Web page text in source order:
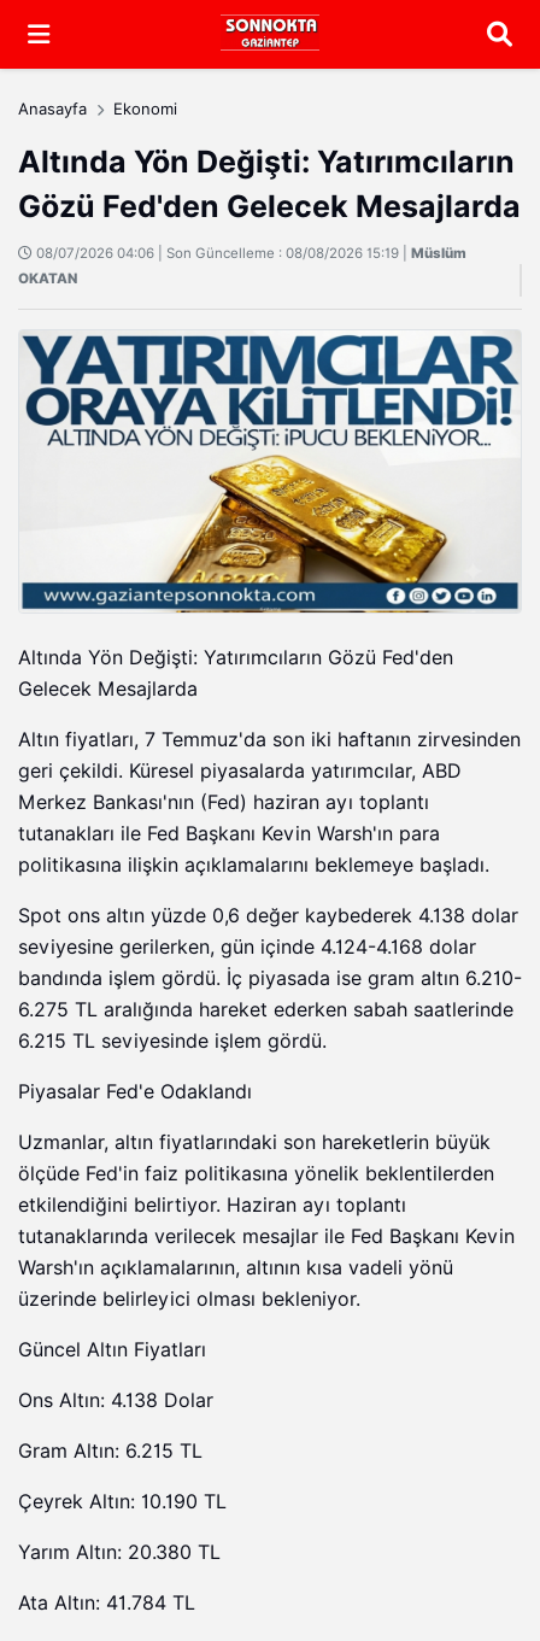
Arama
Anasayfa Ekonomi
Altında Yön Değişti: Yatırımcıların
Gözü Fed'den Gelecek Mesajlarda
08/07/2026 04:06 | Son Güncelleme : 08/08/2026 15:19 | Müslüm
OKATAN
Altında Yön Değişti: Yatırımcıların Gözü Fed'den
Gelecek Mesajlarda
Altın fiyatları, 7 Temmuz'da son iki haftanın zirvesinden
geri çekildi. Küresel piyasalarda yatırımcılar, ABD
Merkez Bankası'nın (Fed) haziran ayı toplantı
tutanakları ile Fed Başkanı Kevin Warsh'ın para
politikasına ilişkin açıklamalarını beklemeye başladı.
Spot ons altın yüzde 0,6 değer kaybederek 4.138 dolar
seviyesine gerilerken, gün içinde 4.124-4.168 dolar
bandında işlem gördü. İç piyasada ise gram altın 6.210-
6.275 TL aralığında hareket ederken sabah saatlerinde
6.215 TL seviyesinde işlem gördü.
Piyasalar Fed'e Odaklandı
Uzmanlar, altın fiyatlarındaki son hareketlerin büyük
ölçüde Fed'in faiz politikasına yönelik beklentilerden
etkilendiğini belirtiyor. Haziran ayı toplantı
tutanaklarında verilecek mesajlar ile Fed Başkanı Kevin
Warsh'ın açıklamalarının, altının kısa vadeli yönü
üzerinde belirleyici olması bekleniyor.
Güncel Altın Fiyatları
Ons Altın: 4.138 Dolar
Gram Altın: 6.215 TL
Çeyrek Altın: 10.190 TL
Yarım Altın: 20.380 TL
Ata Altın: 41.784 TL